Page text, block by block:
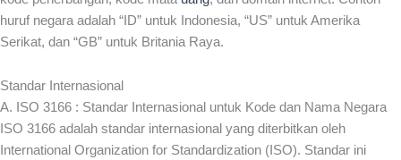
huruf negara adalah “ID” untuk Indonesia, “US” untuk Amerika
Serikat, dan “GB” untuk Britania Raya.
Standar Internasional
A. ISO 3166 : Standar Internasional untuk Kode dan Nama Negara
ISO 3166 adalah standar internasional yang diterbitkan oleh
International Organization for Standardization (ISO). Standar ini